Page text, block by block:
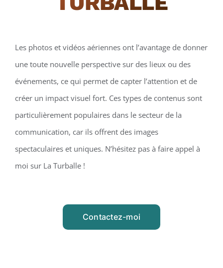
Les photos et vidéos aériennes ont l’avantage de donner
une toute nouvelle perspective sur des lieux ou des
événements, ce qui permet de capter l’attention et de
créer un impact visuel fort. Ces types de contenus sont
particulièrement populaires dans le secteur de la
communication, car ils offrent des images
spectaculaires et uniques. N’hésitez pas à faire appel à
moi sur La Turballe !
Contactez-moi